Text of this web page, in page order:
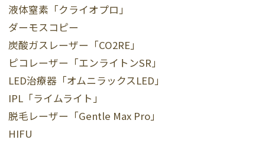
液体窒素「クライオプロ」
ダーモスコピー
炭酸ガスレーザー「CO2RE」
ピコレーザー「エンライトンSR」
LED治療器「オムニラックスLED」
IPL「ライムライト」
脱毛レーザー「Gentle Max Pro」
HIFU